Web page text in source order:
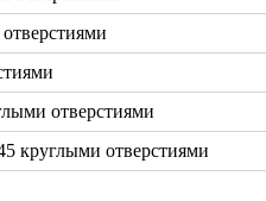
отверстиями
круглыми отверстиями